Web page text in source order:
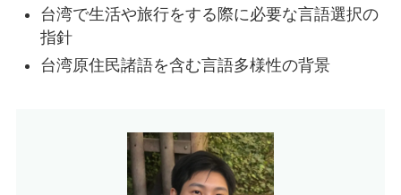
台湾で生活や旅行をする際に必要な言語選択の
指針
台湾原住民諸語を含む言語多様性の背景